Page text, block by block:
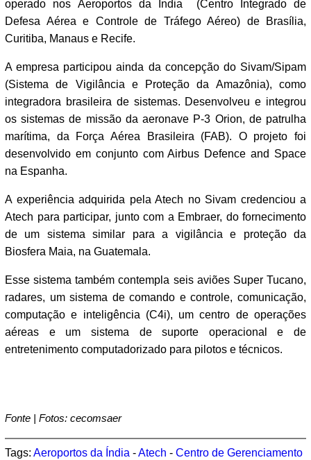
operado nos Aeroportos da Índia (Centro Integrado de
Defesa Aérea e Controle de Tráfego Aéreo) de Brasília,
Curitiba, Manaus e Recife.
A empresa participou ainda da concepção do Sivam/Sipam
(Sistema de Vigilância e Proteção da Amazônia), como
integradora brasileira de sistemas. Desenvolveu e integrou
os sistemas de missão da aeronave P-3 Orion, de patrulha
marítima, da Força Aérea Brasileira (FAB). O projeto foi
desenvolvido em conjunto com Airbus Defence and Space
na Espanha.
A experiência adquirida pela Atech no Sivam credenciou a
Atech para participar, junto com a Embraer, do fornecimento
de um sistema similar para a vigilância e proteção da
Biosfera Maia, na Guatemala.
Esse sistema também contempla seis aviões Super Tucano,
radares, um sistema de comando e controle, comunicação,
computação e inteligência (C4i), um centro de operações
aéreas e um sistema de suporte operacional e de
entretenimento computadorizado para pilotos e técnicos.
Fonte | Fotos: cecomsaer
Tags: Aeroportos da Índia -Atech - Centro de Gerenciamento